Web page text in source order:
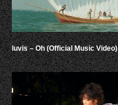
luvis – Oh (Official Music Video)